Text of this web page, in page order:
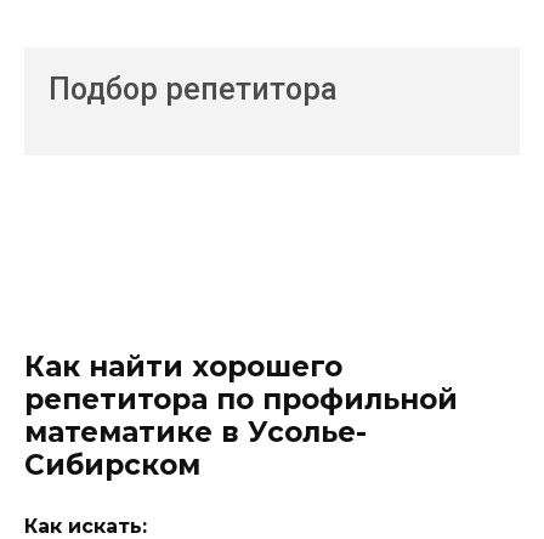
Подбор репетитора
Как найти хорошего
репетитора по профильной
математике в Усолье-
Сибирском
Как искать: